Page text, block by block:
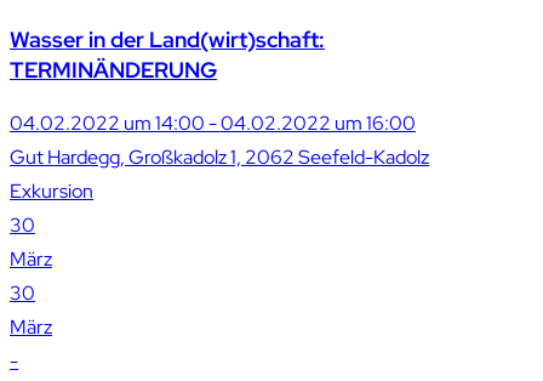
Wasser in der Land(wirt)schaft:
TERMINÄNDERUNG
04.02.2022 um 14:00 - 04.02.2022 um 16:00
Gut Hardegg, Großkadolz 1, 2062 Seefeld-Kadolz
Exkursion
30
März
30
März
-